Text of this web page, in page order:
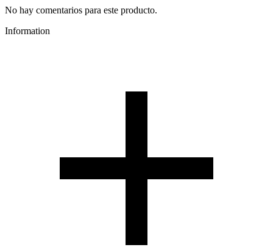
No hay comentarios para este producto.
Information